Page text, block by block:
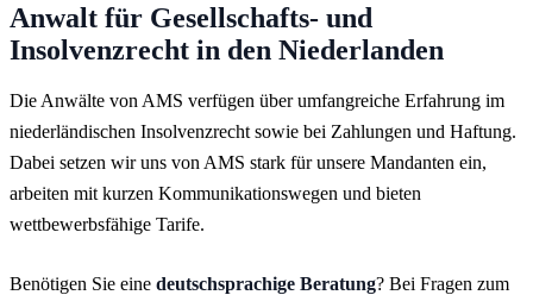
Anwalt für Gesellschafts- und
Insolvenzrecht in den Niederlanden
Die Anwälte von AMS verfügen über umfangreiche Erfahrung im
niederländischen Insolvenzrecht sowie bei Zahlungen und Haftung.
Dabei setzen wir uns von AMS stark für unsere Mandanten ein,
arbeiten mit kurzen Kommunikationswegen und bieten
wettbewerbsfähige Tarife.
Benötigen Sie eine deutschsprachige Beratung? Bei Fragen zum